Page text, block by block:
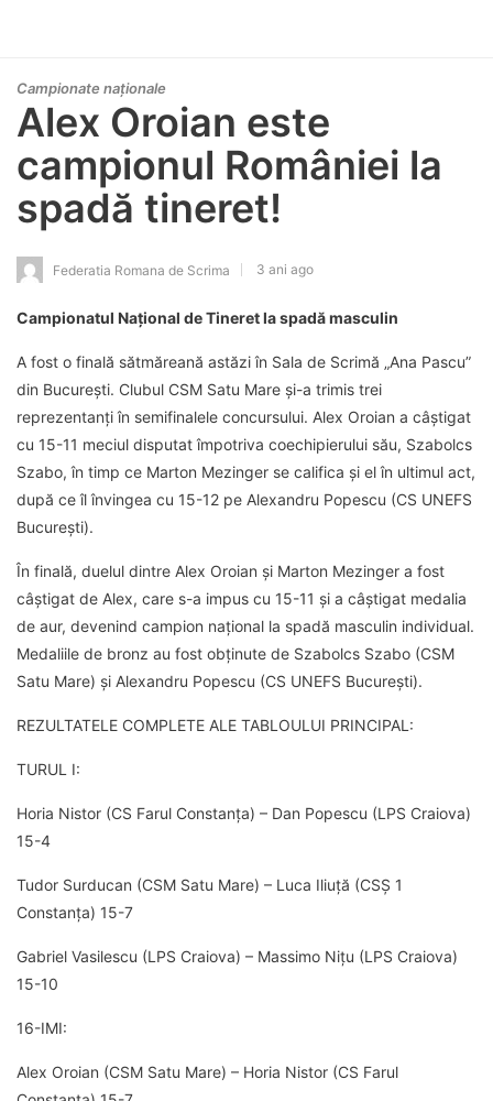
Campionate naționale
Alex Oroian este
campionul României la
spadă tineret!
Federatia Romana de Scrima 3 ani ago
Campionatul Național de Tineret la spadă masculin
A fost o finală sătmăreană astăzi în Sala de Scrimă „Ana Pascu”
din București. Clubul CSM Satu Mare și-a trimis trei
reprezentanți în semifinalele concursului. Alex Oroian a câștigat
cu 15-11 meciul disputat împotriva coechipierului său, Szabolcs
Szabo, în timp ce Marton Mezinger se califica și el în ultimul act,
după ce îl învingea cu 15-12 pe Alexandru Popescu (CS UNEFS
București).
În finală, duelul dintre Alex Oroian și Marton Mezinger a fost
câștigat de Alex, care s-a impus cu 15-11 și a câștigat medalia
de aur, devenind campion național la spadă masculin individual.
Medaliile de bronz au fost obținute de Szabolcs Szabo (CSM
Satu Mare) și Alexandru Popescu (CS UNEFS București).
REZULTATELE COMPLETE ALE TABLOULUI PRINCIPAL:
TURUL I:
Horia Nistor (CS Farul Constanța) – Dan Popescu (LPS Craiova)
15-4
Tudor Surducan (CSM Satu Mare) – Luca Iliuță (CSȘ 1
Constanța) 15-7
Gabriel Vasilescu (LPS Craiova) – Massimo Nițu (LPS Craiova)
15-10
16-IMI:
Alex Oroian (CSM Satu Mare) – Horia Nistor (CS Farul